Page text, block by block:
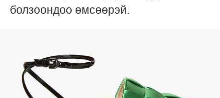
болзоондоо өмсөөрэй.